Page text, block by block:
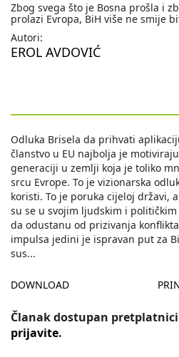
Zbog svega što je Bosna prošla i
prolazi Evropa, BiH više ne smije
Autori:
EROL AVDOVIĆ
Odluka Brisela da prihvati
članstvo u EU najbolja je
generaciji u zemlji koja je toliko
srcu Evrope. To je vizionarska
koristi. To je poruka cijeloj državi,
su se u svojim ljudskim i
da odustanu od prizivanja
impulsa jedini je ispravan put za
sus...
DOWNLOAD
Članak dostupan
prijavite.